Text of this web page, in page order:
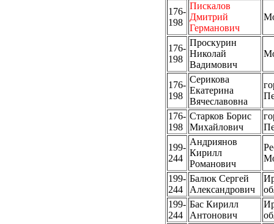
176-
198
Пискалов
Дмитрий
Германович
176-
198
Проскурин
Николай
Вадимович
176-
198
Серикова
Екатерина
Вячеславовна
176-
198
Старков Борис
Михайлович
199-
244
Андриянов
Кирилл
Романович
199-
244
Балюк Сергей
Александрович
199-
244
Бас Кирилл
Антонович